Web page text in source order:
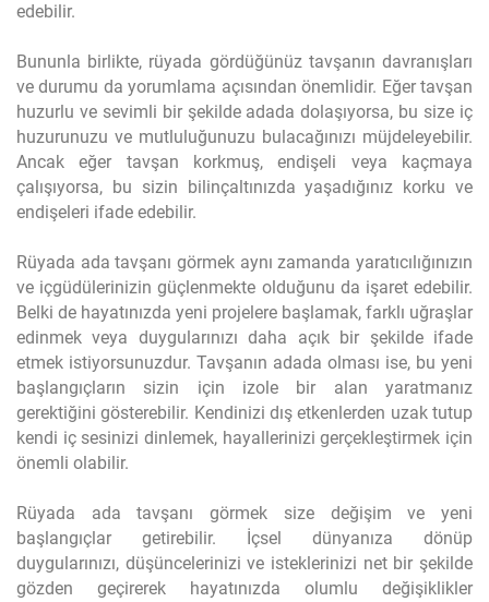
edebilir.
Bununla birlikte, rüyada gördüğünüz tavşanın davranışları
ve durumu da yorumlama açısından önemlidir. Eğer tavşan
huzurlu ve sevimli bir şekilde adada dolaşıyorsa, bu size iç
huzurunuzu ve mutluluğunuzu bulacağınızı müjdeleyebilir.
Ancak eğer tavşan korkmuş, endişeli veya kaçmaya
çalışıyorsa, bu sizin bilinçaltınızda yaşadığınız korku ve
endişeleri ifade edebilir.
Rüyada ada tavşanı görmek aynı zamanda yaratıcılığınızın
ve içgüdülerinizin güçlenmekte olduğunu da işaret edebilir.
Belki de hayatınızda yeni projelere başlamak, farklı uğraşlar
edinmek veya duygularınızı daha açık bir şekilde ifade
etmek istiyorsunuzdur. Tavşanın adada olması ise, bu yeni
başlangıçların sizin için izole bir alan yaratmanız
gerektiğini gösterebilir. Kendinizi dış etkenlerden uzak tutup
kendi iç sesinizi dinlemek, hayallerinizi gerçekleştirmek için
önemli olabilir.
Rüyada ada tavşanı görmek size değişim ve yeni
başlangıçlar getirebilir. İçsel dünyanıza dönüp
duygularınızı, düşüncelerinizi ve isteklerinizi net bir şekilde
gözden geçirerek hayatınızda olumlu değişiklikler